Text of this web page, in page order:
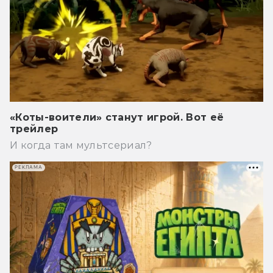
«Коты-воители» станут игрой. Вот её
трейлер
И когда там мультсериал?
РЕКЛАМА